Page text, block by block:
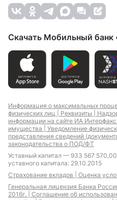
Скачать Мобильный банк
Информация о максимальных
физических лиц | Реквизиты |
информации на сайте ИА Интерфакс
имущества | Уведомление
представления сведений
законодательства о ПОД/ФТ
Уставный капитал — 933 567
уставного капитала: 29.10.2015
Страхование вкладов | Оценка
Генеральная лицензия Банка
2016г. | Соглашение об